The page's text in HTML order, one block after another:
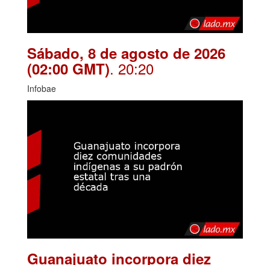
Sábado, 8 de agosto de 2026
(02:00 GMT). 20:20
Infobae
Guanajuato incorpora diez